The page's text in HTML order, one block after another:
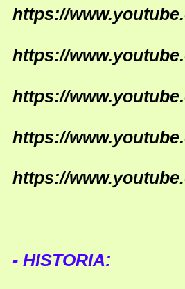
https://
https://
https://
https://
https://
- HISTORIA: